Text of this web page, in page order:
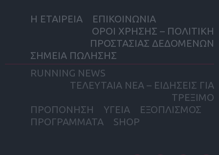
Η ΕΤΑΙΡΕΙΑ
ΕΠΙΚΟΙΝΩΝΙΑ
ΟΡΟΙ ΧΡΗΣΗΣ – ΠΟΛΙΤΙΚΗ
ΠΡΟΣΤΑΣΙΑΣ ΔΕΔΟΜΕΝΩΝ
ΣΗΜΕΙΑ ΠΩΛΗΣΗΣ
RUNNING NEWS
ΤΕΛΕΥΤΑΙΑ ΝΕΑ – ΕΙΔΗΣΕΙΣ ΓΙΑ
ΤΡΕΞΙΜΟ
ΠΡΟΠΟΝΗΣΗ
ΥΓΕΙΑ
ΕΞΟΠΛΙΣΜΟΣ
ΠΡΟΓΡΑΜΜΑΤΑ
SHOP